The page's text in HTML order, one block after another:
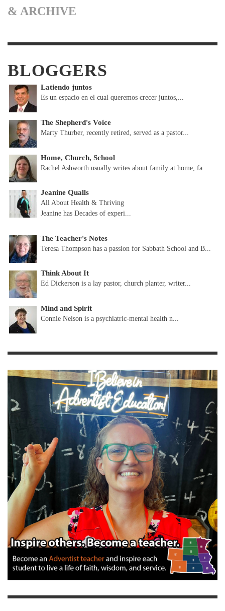
& ARCHIVE
BLOGGERS
Latiendo juntos
Es un espacio en el cual queremos crecer juntos,...
The Shepherd's Voice
Marty Thurber, recently retired, served as a pastor...
Home, Church, School
Rachel Ashworth usually writes about family at home, fa...
Jeanine Qualls
All About Health & Thriving
Jeanine has Decades of experi...
The Teacher's Notes
Teresa Thompson has a passion for Sabbath School and B...
Think About It
Ed Dickerson is a lay pastor, church planter, writer...
Mind and Spirit
Connie Nelson is a psychiatric-mental health n...